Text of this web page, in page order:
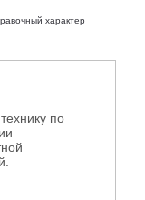
характер
по